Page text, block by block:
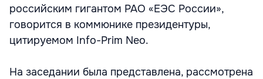
российским гигантом РАО «ЕЭС России»,
говорится в коммюнике президентуры,
цитируемом Info-Prim Neo.
На заседании была представлена, рассмотрена